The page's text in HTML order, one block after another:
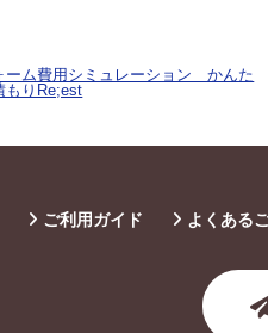
ご利用ガイド よくある